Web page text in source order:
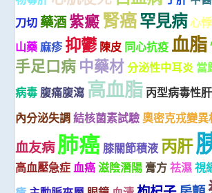
刀切 藥酒紫癜 腎癌罕見病 心悸
山藥 麻疹 抑鬱 陳皮 同心抗疫 血脂
手足口病 中藥材 分泌性中耳炎 當
病毒 腹痛腹瀉 高血脂 丙型病毒性
內分泌失調 結核菌素試驗 奧密克戎變異
血友病肺癌 膝關節積液 丙肝
高血壓急症 血癌 滋陰潛陽 膏方 祛濕 視